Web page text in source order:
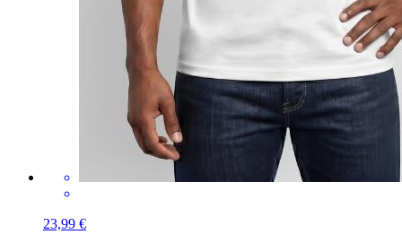
23,99 €